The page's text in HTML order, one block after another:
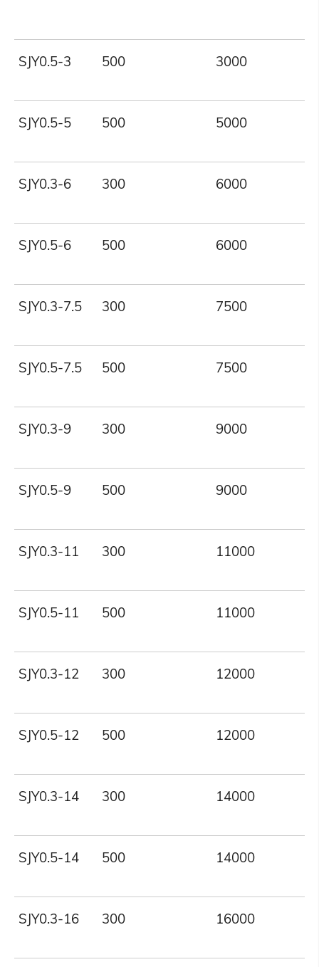
SJY0.5-3 500 3000
SJY0.5-5 500 5000
SJY0.3-6 300 6000
SJY0.5-6 500 6000
SJY0.3-7.5 300 7500
SJY0.5-7.5 500 7500
SJY0.3-9 300 9000
SJY0.5-9 500 9000
SJY0.3-11 300 11000
SJY0.5-11 500 11000
SJY0.3-12 300 12000
SJY0.5-12 500 12000
SJY0.3-14 300 14000
SJY0.5-14 500 14000
SJY0.3-16 300 16000